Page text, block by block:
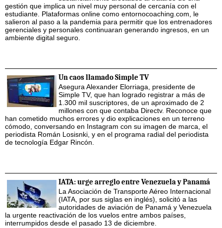
gestión que implica un nivel muy personal de cercanía con el
estudiante. Plataformas online como entornocoaching.com, le
salieron al paso a la pandemia para permitir que los entrenadores
gerenciales y personales continuaran generando ingresos, en un
ambiente digital seguro.
Un caos llamado Simple TV
Asegura Alexander Elorriaga, presidente de
Simple TV, que han logrado registrar a más de
1.300 mil suscriptores, de un aproximado de 2
millones con que contaba Directv. Reconoce que
han cometido muchos errores y dio explicaciones en un terreno
cómodo, conversando en Instagram con su imagen de marca, el
periodista Román Losisnki, y en el programa radial del periodista
de tecnología Edgar Rincón.
IATA: urge arreglo entre Venezuela y Panamá
La Asociación de Transporte Aéreo Internacional
(IATA, por sus siglas en inglés), solicitó a las
autoridades de aviación de Panamá y Venezuela
la urgente reactivación de los vuelos entre ambos países,
interrumpidos desde el pasado 13 de diciembre.